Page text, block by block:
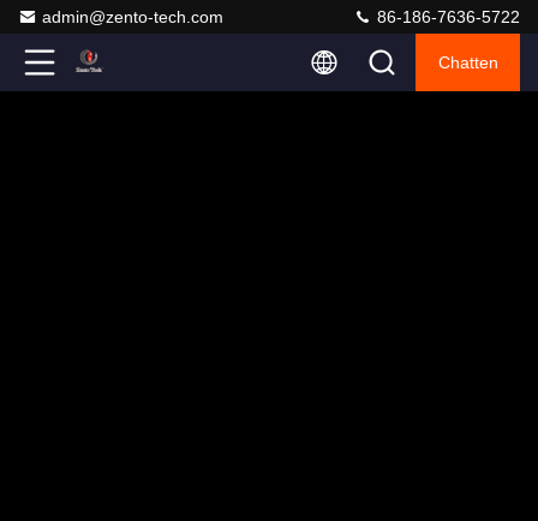
admin@zento-tech.com 86-186-7636-5722
Chatten